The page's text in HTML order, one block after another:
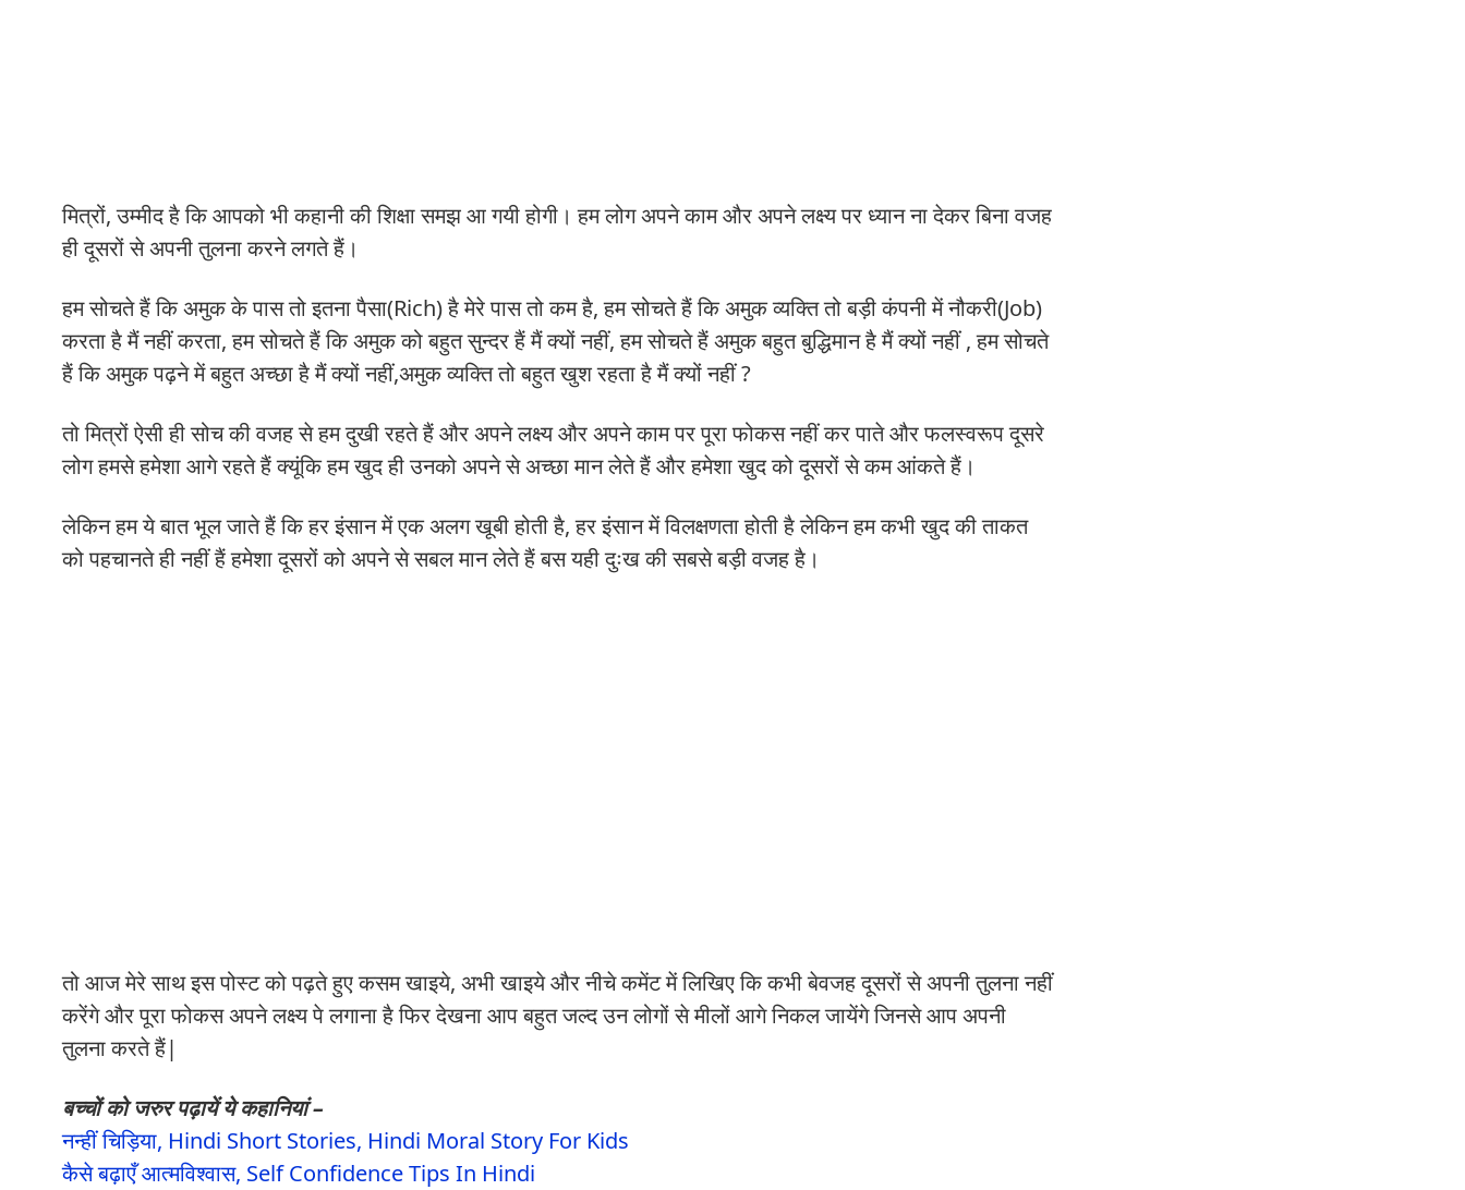
मित्रों, उम्मीद है कि आपको भी कहानी की शिक्षा समझ आ गयी होगी। हम लोग अपने काम और अपने लक्ष्य पर ध्यान ना देकर बिना वजह
ही दूसरों से अपनी तुलना करने लगते हैं।
हम सोचते हैं कि अमुक के पास तो इतना पैसा(Rich) है मेरे पास तो कम है, हम सोचते हैं कि अमुक व्यक्ति तो बड़ी कंपनी में नौकरी(Job)
करता है मैं नहीं करता, हम सोचते हैं कि अमुक को बहुत सुन्दर हैं मैं क्यों नहीं, हम सोचते हैं अमुक बहुत बुद्धिमान है मैं क्यों नहीं , हम सोचते
हैं कि अमुक पढ़ने में बहुत अच्छा है मैं क्यों नहीं,अमुक व्यक्ति तो बहुत खुश रहता है मैं क्यों नहीं ?
तो मित्रों ऐसी ही सोच की वजह से हम दुखी रहते हैं और अपने लक्ष्य और अपने काम पर पूरा फोकस नहीं कर पाते और फलस्वरूप दूसरे
लोग हमसे हमेशा आगे रहते हैं क्यूंकि हम खुद ही उनको अपने से अच्छा मान लेते हैं और हमेशा खुद को दूसरों से कम आंकते हैं।
लेकिन हम ये बात भूल जाते हैं कि हर इंसान में एक अलग खूबी होती है, हर इंसान में विलक्षणता होती है लेकिन हम कभी खुद की ताकत
को पहचानते ही नहीं हैं हमेशा दूसरों को अपने से सबल मान लेते हैं बस यही दुःख की सबसे बड़ी वजह है।
तो आज मेरे साथ इस पोस्ट को पढ़ते हुए कसम खाइये, अभी खाइये और नीचे कमेंट में लिखिए कि कभी बेवजह दूसरों से अपनी तुलना नहीं
करेंगे और पूरा फोकस अपने लक्ष्य पे लगाना है फिर देखना आप बहुत जल्द उन लोगों से मीलों आगे निकल जायेंगे जिनसे आप अपनी
तुलना करते हैं|
बच्चों को जरुर पढ़ायें ये कहानियां –
नन्हीं चिड़िया, Hindi Short Stories, Hindi Moral Story For Kids
कैसे बढ़ाएँ आत्मविश्वास, Self Confidence Tips In Hindi